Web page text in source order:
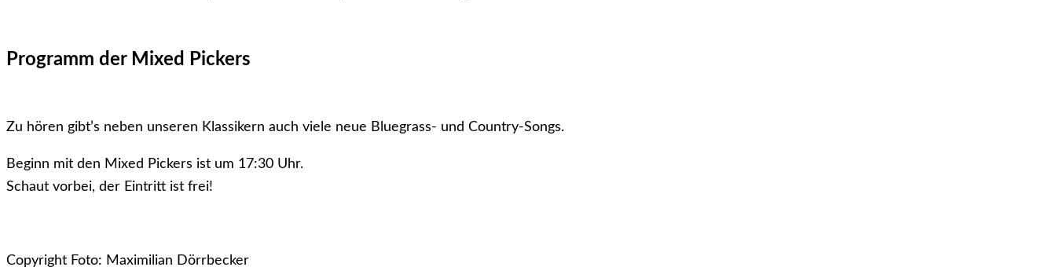
Programm der Mixed Pickers
Zu hören gibt’s neben unseren Klassikern auch viele neue Bluegrass- und Country-Songs.
Beginn mit den Mixed Pickers ist um 17:30 Uhr.
Schaut vorbei, der Eintritt ist frei!
Copyright Foto: Maximilian Dörrbecker